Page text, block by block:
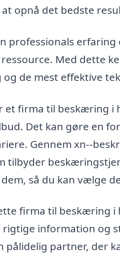
opnå det bedste
professionals
Med dette
de mest effektive
et firma til beskæring i
Det kan gøre en
Gennem xn--
tilbyder
så du kan vælge
firma til beskæring i
rigtige information og
pålidelig partner, der